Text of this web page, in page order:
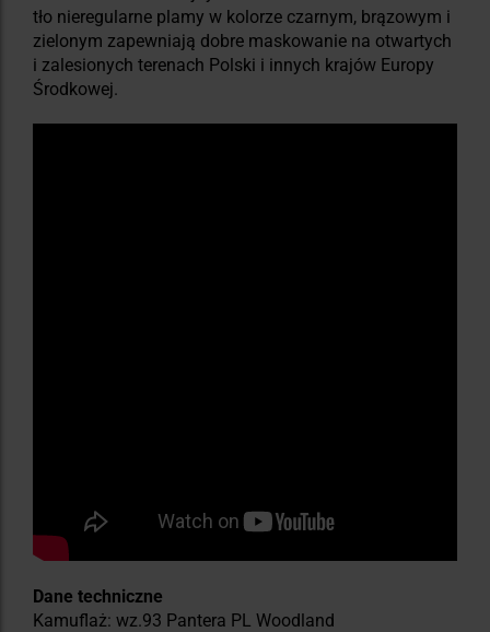
tło nieregularne plamy w kolorze czarnym, brązowym i
zielonym zapewniają dobre maskowanie na otwartych
i zalesionych terenach Polski i innych krajów Europy
Środkowej.
Dane techniczne
Kamuflaż: wz.93 Pantera PL Woodland